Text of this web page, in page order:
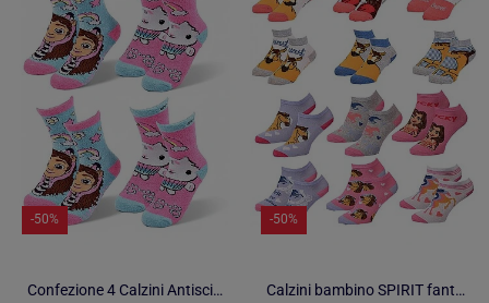
-50%
Confezione 4 Calzini Antiscivolo Bambino GABBY'S
-50%
Calzini bambino SPIRIT fantasia - Confezione da 9